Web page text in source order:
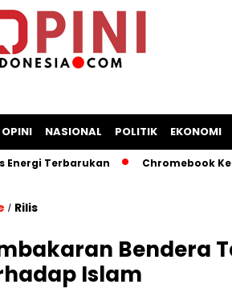
OPINI NASIONAL POLITIK EKONOMI
Terbarukan Chromebook
/ Rilis
Bendera
Islam